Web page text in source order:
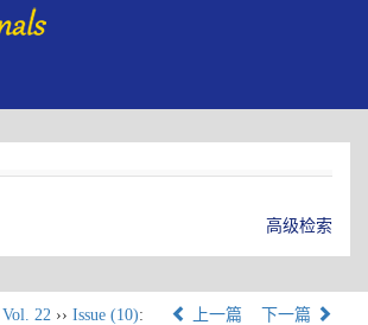
高级检索
Vol. 22 ›› Issue (10):
上一篇 下一篇